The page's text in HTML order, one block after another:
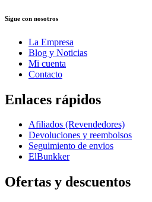
Sigue con nosotros
La Empresa
Blog y Noticias
Mi cuenta
Contacto
Enlaces rápidos
Afiliados (Revendedores)
Devoluciones y reembolsos
Seguimiento de envios
ElBunkker
Ofertas y descuentos